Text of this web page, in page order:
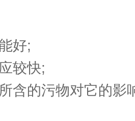
好;
较快;
含的污物对它的影